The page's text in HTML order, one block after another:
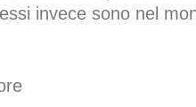
invece sono nel